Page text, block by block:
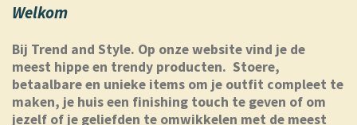
Welkom
Bij Trend and Style. Op onze website vind je de
meest hippe en trendy producten. Stoere,
betaalbare en unieke items om je outfit compleet te
maken, je huis een finishing touch te geven of om
jezelf of je geliefden te omwikkelen met de meest